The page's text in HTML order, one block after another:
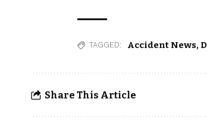
TAGGED: Accident News,
Share This Article